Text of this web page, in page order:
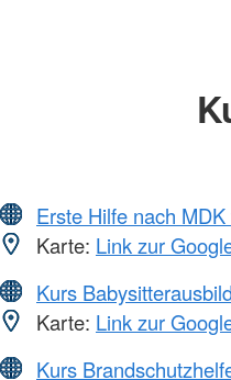
Erste Hilfe nach
Karte: Link zur
Kurs
Karte: Link zur
Kurs